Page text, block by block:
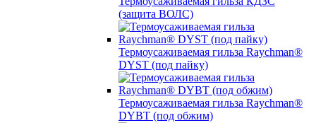
(защита ВОЛС)
Термоусаживаемая гильза Raychman®
DYST (под пайку)
Термоусаживаемая гильза Raychman®
DYBT (под обжим)